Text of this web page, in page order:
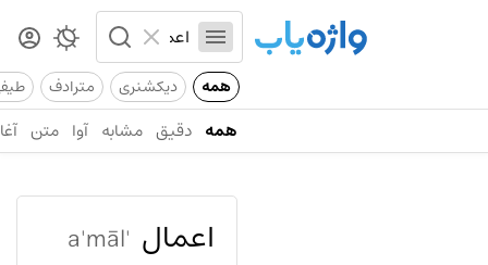
همه دیکشنری مترادف
همه دقیق مشابه آوا متن
اعمال 'a'māl